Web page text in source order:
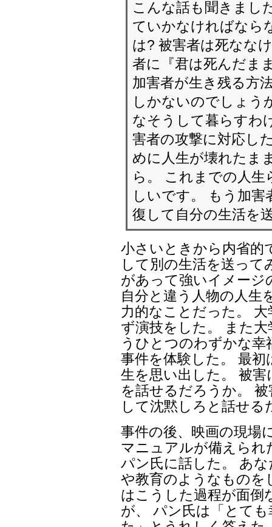
こんな話も聞きまし
ていかなければなら
は? 被害者は死なな
者に『君は死んだま
加害者が生き残る方
しかないのでしょう
なそうして暮らすわ
害者の攻撃に対応し
めに人生が壊れたま
ら。 これまでの人
しいです。 もう加
復して自分の生活を
小さいときから内省的
して別の生活を送って
があって強いイメージ
自分と違う人物の人生
力的なことだった。
ず演技をした。 また
うひとつのわずかな
事件を体験した。 最
生を思い出した。 被
を話せるだろうか。
して沈黙しろと話せる
事件の後、映画の現場
マニュアルが備えられ
パン氏に話した。 あ
や教育のようなものを
はこうした過程が面倒
が、 パン氏は「とて